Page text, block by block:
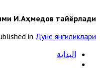
И.Аҳмедов тайёрлади.
in Дунё янгиликлари
البداية